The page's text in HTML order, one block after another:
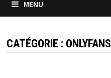
MENU
CATÉGORIE : ONLYFANS